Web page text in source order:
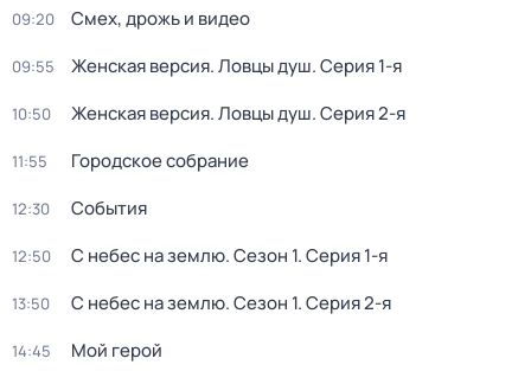
09:20 Смех, дрожь и видео
09:55 Женская версия. Ловцы душ. Серия 1-я
10:50 Женская версия. Ловцы душ. Серия 2-я
11:55 Городское собрание
12:30 События
12:50 С небес на землю. Сезон 1. Серия 1-я
13:50 С небес на землю. Сезон 1. Серия 2-я
14:45 Мой герой